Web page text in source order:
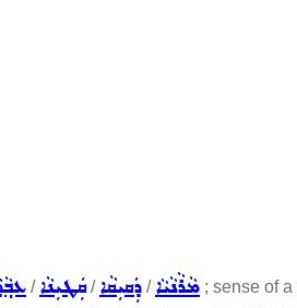
/ܩܲܛܝܼܢܵܐ/ܕܲܩܝܼܩܵܐ /ܡܵܪܵܢܵܝܵܐ ; sense of